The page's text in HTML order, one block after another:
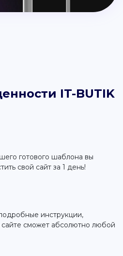
IT-BUTIK
готового шаблона вы
свой сайт за 1 день!
инструкции,
сайте сможет абсолютно любой